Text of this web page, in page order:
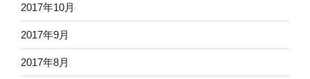
2017年10月
2017年9月
2017年8月